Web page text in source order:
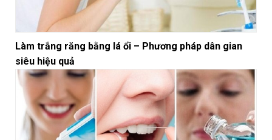
Làm trắng răng bằng lá ổi – Phương pháp dân gian
siêu hiệu quả